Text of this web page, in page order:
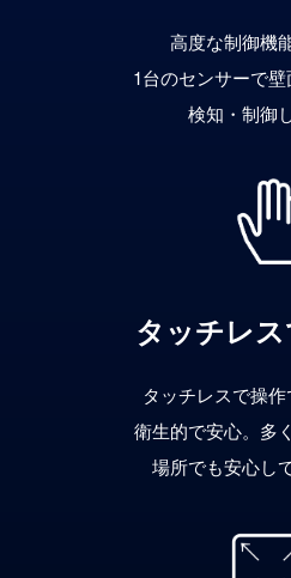
高度な制御機
1台のセンサーで
検知・制御
タッチレ
タッチレスで操作
衛生的で安心。多
場所でも安心し